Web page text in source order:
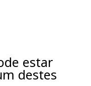
estar
destes